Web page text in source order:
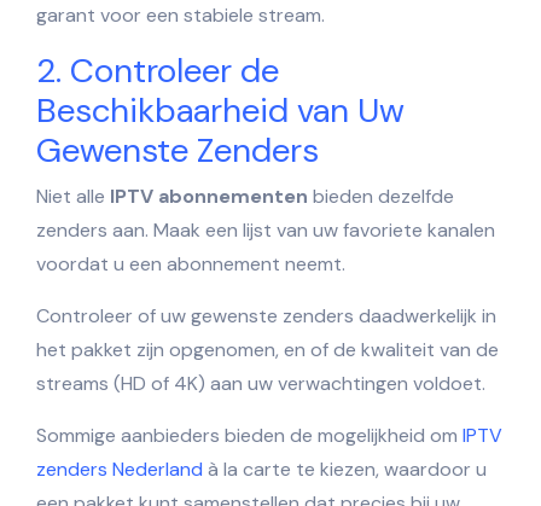
garant voor een stabiele stream.
2. Controleer de
Beschikbaarheid van Uw
Gewenste Zenders
Niet alle IPTV abonnementen bieden dezelfde
zenders aan. Maak een lijst van uw favoriete kanalen
voordat u een abonnement neemt.
Controleer of uw gewenste zenders daadwerkelijk in
het pakket zijn opgenomen, en of de kwaliteit van de
streams (HD of 4K) aan uw verwachtingen voldoet.
Sommige aanbieders bieden de mogelijkheid om IPTV
zenders Nederland à la carte te kiezen, waardoor u